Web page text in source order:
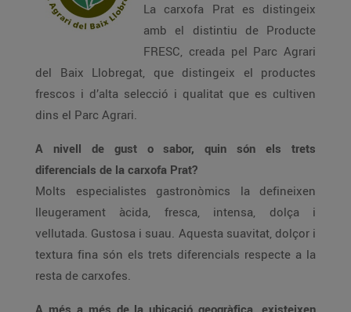
La carxofa Prat es distingeix
amb el distintiu de Producte
FRESC, creada pel Parc Agrari
del Baix Llobregat, que distingeix el productes
frescos i d’alta selecció i qualitat que es cultiven
dins el Parc Agrari.
A nivell de gust o sabor, quin són els trets
diferencials de la carxofa Prat?
Molts especialistes gastronòmics la defineixen
lleugerament àcida, fresca, intensa, dolça i
vellutada. Gustosa i suau. Aquesta suavitat, dolçor i
textura fina són els trets diferencials respecte a la
resta de carxofes.
A més a més de la ubicació geogràfica, existeixen